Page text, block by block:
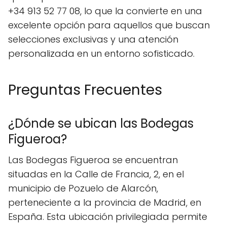
+34 913 52 77 08, lo que la convierte en una
excelente opción para aquellos que buscan
selecciones exclusivas y una atención
personalizada en un entorno sofisticado.
Preguntas Frecuentes
¿Dónde se ubican las Bodegas
Figueroa?
Las Bodegas Figueroa se encuentran
situadas en la Calle de Francia, 2, en el
municipio de Pozuelo de Alarcón,
perteneciente a la provincia de Madrid, en
España. Esta ubicación privilegiada permite